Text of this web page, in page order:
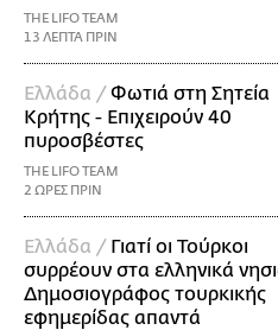
THE LIFO TEAM
13 ΛΕΠΤΑ ΠΡΙΝ
Ελλάδα /Φωτιά στη Σητεία
Κρήτης - Επιχειρούν 40
πυροσβέστες
THE LIFO TEAM
2 ΩΡΕΣ ΠΡΙΝ
Ελλάδα / Γιατί οι Τούρκοι
συρρέουν στα ελληνικά
Δημοσιογράφος τουρκικής
εφημερίδας απαντά